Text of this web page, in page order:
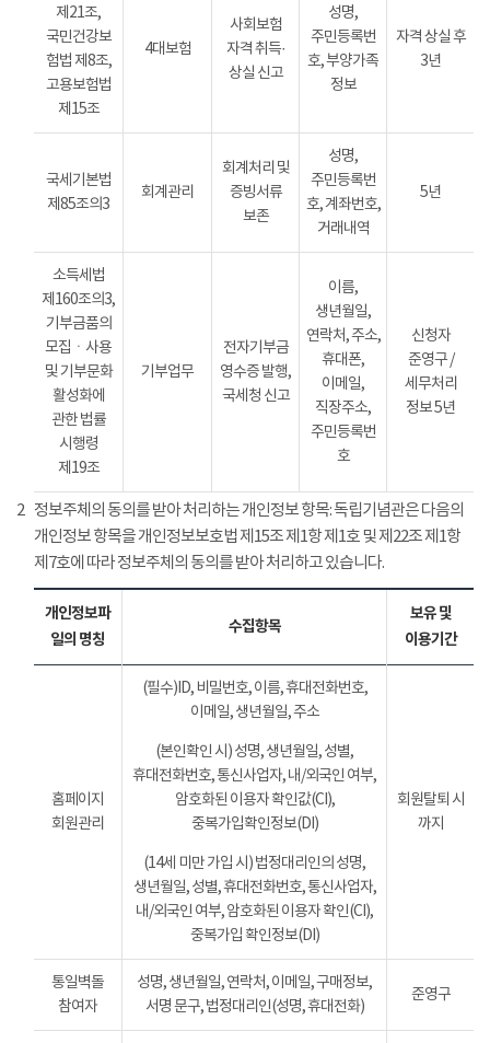
제21조,
국민건강보
험법 제8조,
고용보험법
제15조
4대보험
사회보험
자격 취득·
상실 신고
성명,
주민등록번
호, 부양가족
정보
자격 상실 후
3년
국세기본법
제85조의3
회계관리
회계처리 및
증빙서류
보존
성명,
주민등록번
호, 계좌번호,
거래내역
5년
소득세법
제160조의3,
기부금품의
모집ㆍ사용
및 기부문화
활성화에
관한 법률
시행령
제19조
기부업무
전자기부금
영수증 발행,
국세청 신고
이름,
생년월일,
연락처, 주소,
휴대폰,
이메일,
직장주소,
주민등록번
호
신청자
준영구 /
세무처리
정보 5년
2 정보주체의 동의를 받아 처리하는 개인정보 항목: 독립기념관은 다음의
개인정보 항목을 개인정보보호법 제15조 제1항 제1호 및 제22조 제1항
제7호에 따라 정보주체의 동의를 받아 처리하고 있습니다.
개인정보파
일의 명칭
수집항목
보유 및
이용기간
홈페이지
회원관리
(필수)ID, 비밀번호, 이름, 휴대전화번호,
이메일, 생년월일, 주소
(본인확인 시) 성명, 생년월일, 성별,
휴대전화번호, 통신사업자, 내/외국인 여부,
암호화된 이용자 확인값(CI),
중복가입확인정보(DI)
(14세 미만 가입 시) 법정대리인의 성명,
생년월일, 성별, 휴대전화번호, 통신사업자,
내/외국인 여부, 암호화된 이용자 확인(CI),
중복가입 확인정보(DI)
회원탈퇴 시
까지
통일벽돌
참여자
성명, 생년월일, 연락처, 이메일, 구매정보,
서명 문구, 법정대리인(성명, 휴대전화)
준영구